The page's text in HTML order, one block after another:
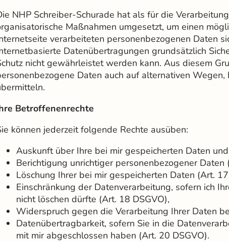
NHP Schreiber-Schurade hat als für die
Maßnahmen umgesetzt, um einen
verarbeiteten personenbezogenen Daten
Datenübertragungen grundsätzlich
nicht gewährleistet werden kann. Aus diesem
Daten auch auf alternativen
Betroffenenrechte
können jederzeit folgende Rechte ausüben:
Auskunft über Ihre bei mir gespeicherten Daten
Berichtigung unrichtiger personenbezogener Daten
Löschung Ihrer bei mir gespeicherten Daten (Art.
Einschränkung der Datenverarbeitung, sofern ich
nicht löschen dürfte (Art. 18 DSGVO),
Widerspruch gegen die Verarbeitung Ihrer Daten
Datenübertragbarkeit, sofern Sie in die
mit mir abgeschlossen haben (Art. 20 DSGVO).